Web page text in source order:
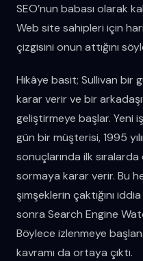
SEO’nun babası olarak
Web site sahipleri için
çizgisini onun attığını
Hikâye basit; Sullivan bir
karar verir ve bir
geliştirmeye başlar. Yeni
gün bir müşterisi, 1995
sonuçlarında ilk sıralarda
sormaya karar verir. Bu
şimşeklerin çaktığını
sonra Search Engine
Böylece izlenmeye
kavramı da ortaya çıktı.